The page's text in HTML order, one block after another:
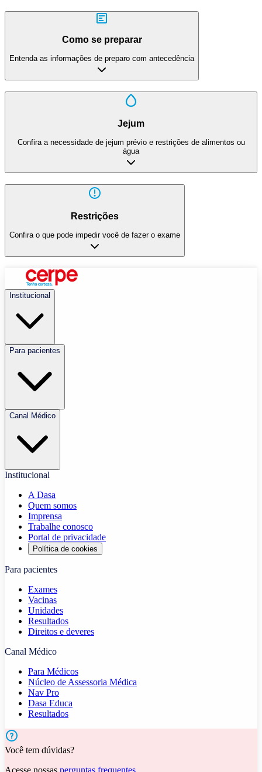
Como se preparar
Entenda as informações de preparo com antecedência
Jejum
Confira a necessidade de jejum prévio e restrições de alimentos ou
água
Restrições
Confira o que pode impedir você de fazer o exame
Institucional
Para pacientes
Canal Médico
Institucional
A Dasa
Quem somos
Imprensa
Trabalhe conosco
Portal de privacidade
Política de cookies
Para pacientes
Exames
Vacinas
Unidades
Resultados
Direitos e deveres
Canal Médico
Para Médicos
Núcleo de Assessoria Médica
Nav Pro
Dasa Educa
Resultados
Você tem dúvidas?
Acesse nossas perguntas frequentes